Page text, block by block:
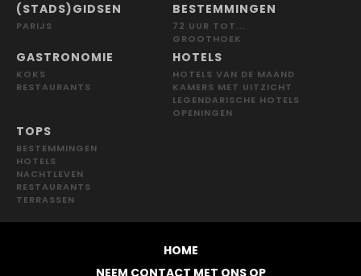
(STADS)GIDSEN
PARIJS
BESTEMMINGEN
72 UUR TOT...
GROOTHOEK
GASTRONOMIE
KOKS
RESTAURANTS
HOTELS
HOTELS VAN DE MAAND
KAMERS MET UITZICHT
LEGENDARISCHE HOTELS
OPENINGEN
TOPS
BESTEMMINGEN
HOTELS
NACHTLEVEN
RESTAURANTS
TERRASSEN
HOME